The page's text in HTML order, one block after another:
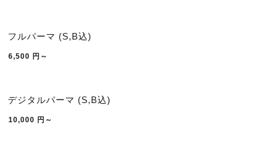
フルパーマ (S,B込)
6,500 円～
デジタルパーマ (S,B込)
10,000 円～